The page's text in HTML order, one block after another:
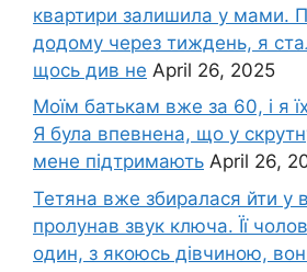
квартири залишила у мами.
додому через тиждень, я
щось див не April 26, 2025
Моїм батькам вже за 60, і я
Я була впевнена, що у
мене підтримають April 26,
Тетяна вже збиралася йти у
пролунав звук ключа. Її
один, з якоюсь дівчиною,